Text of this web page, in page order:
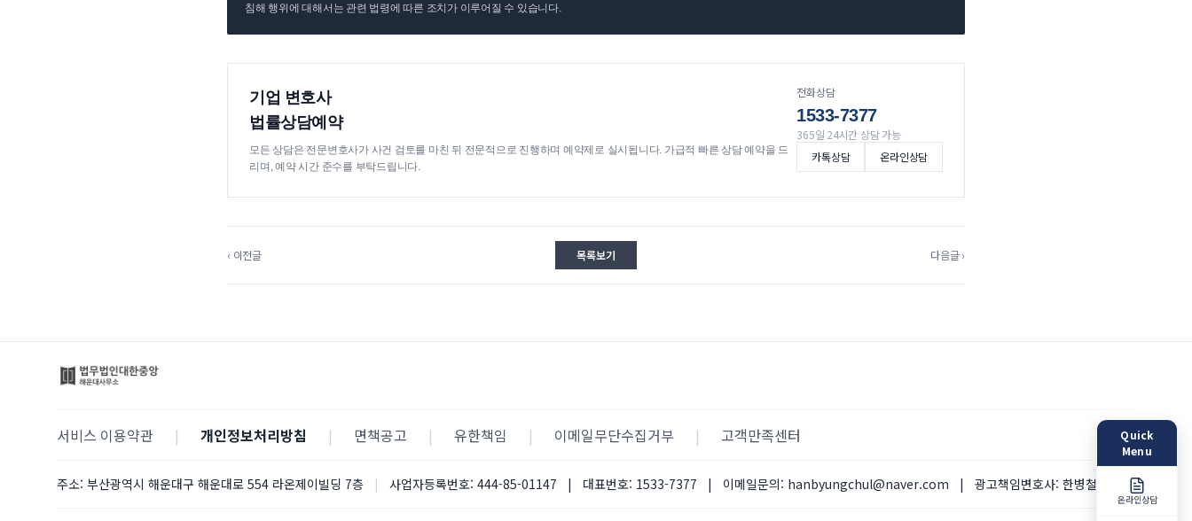
침해 행위에 대해서는 관련 법령에 따른 조치가 이루어질 수 있습니다.
기업 변호사
법률상담예약
모든 상담은 전문변호사가 사건 검토를 마친 뒤 전문적으로 진행하며 예약제로 실시됩니다. 가급적 빠른 상담 예약을 드
리며, 예약 시간 준수를 부탁드립니다.
전화상담
1533-7377
365일 24시간 상담 가능
카톡상담
온라인상담
‹ 이전글 목록보기 다음글 ›
서비스 이용약관 | 개인정보처리방침 | 면책공고 | 유한책임 | 이메일무단수집거부 | 고객만족센터
주소: 부산광역시 해운대구 해운대로 554 라온제이빌딩 7층 | 사업자등록번호: 444-85-01147 | 대표번호: 1533-7377 | 이메일문의: hanbyungchul@naver.com | 광고책임변호사: 한병철 변호사
Quick
Menu
온라인상담